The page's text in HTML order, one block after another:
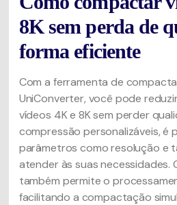
8K sem perda de
forma eficiente
Com a ferramenta de
UniConverter, você pode
vídeos 4K e 8K sem perder
compressão personalizáveis, é
parâmetros como resolução e
atender às suas necessidades.
também permite o
facilitando a compactação